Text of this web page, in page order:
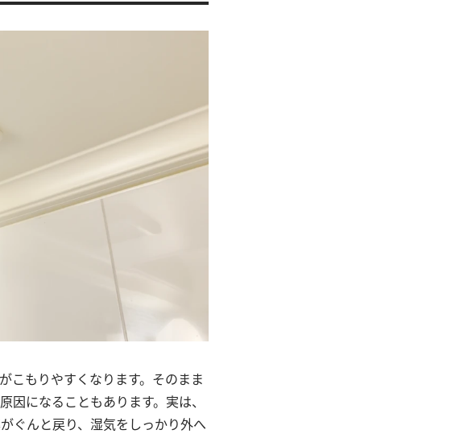
こもりやすくなります。そのまま
になることもあります。実は、
ぐんと戻り、湿気をしっかり外へ